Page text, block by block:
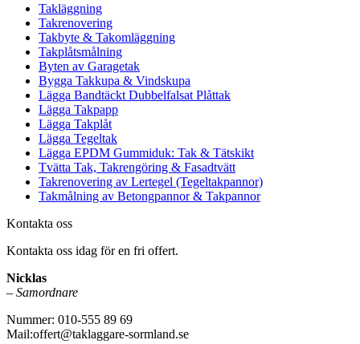
Takläggning
Takrenovering
Takbyte & Takomläggning
Takplåtsmålning
Byten av Garagetak
Bygga Takkupa & Vindskupa
Lägga Bandtäckt Dubbelfalsat Plåttak
Lägga Takpapp
Lägga Takplåt
Lägga Tegeltak
Lägga EPDM Gummiduk: Tak & Tätskikt
Tvätta Tak, Takrengöring & Fasadtvätt
Takrenovering av Lertegel (Tegeltakpannor)
Takmålning av Betongpannor & Takpannor
Kontakta oss
Kontakta oss idag för en fri offert.
Nicklas
– Samordnare
Nummer: 010-555 89 69
Mail:offert@taklaggare-sormland.se